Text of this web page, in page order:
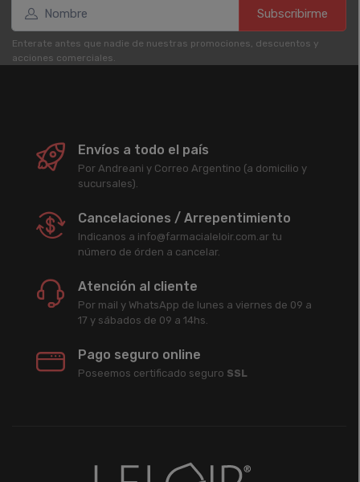
Subscribirme
Enterate antes que nadie de nuestras promociones, descuentos y
acciones comerciales.
Envíos a todo el país
Por Andreani y Correo Argentino (a domicilio y
sucursales).
Cancelaciones / Arrepentimiento
Indicanos a info@farmacialeloir.com.ar tu
número de órden a cancelar.
Atención al cliente
Por mail y WhatsApp de lunes a viernes de 09 a
17 y sábados de 09 a 14hs.
Pago seguro online
Poseemos certificado seguro SSL